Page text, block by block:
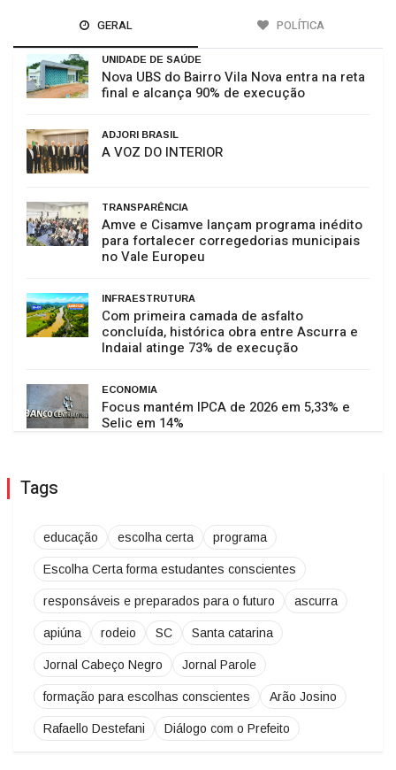
GERAL POLÍTICA
UNIDADE DE SAÚDE
Nova UBS do Bairro Vila Nova entra na reta
final e alcança 90% de execução
ADJORI BRASIL
A VOZ DO INTERIOR
TRANSPARÊNCIA
Amve e Cisamve lançam programa inédito
para fortalecer corregedorias municipais
no Vale Europeu
INFRAESTRUTURA
Com primeira camada de asfalto
concluída, histórica obra entre Ascurra e
Indaial atinge 73% de execução
ECONOMIA
Focus mantém IPCA de 2026 em 5,33% e
Selic em 14%
Tags
educação escolha certa programa
Escolha Certa forma estudantes conscientes
responsáveis e preparados para o futuro ascurra
apiúna rodeio SC Santa catarina
Jornal Cabeço Negro Jornal Parole
formação para escolhas conscientes Arão Josino
Rafaello Destefani Diálogo com o Prefeito